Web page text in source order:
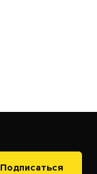
Подписаться